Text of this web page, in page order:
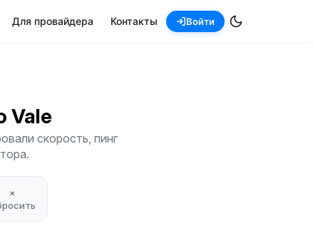
Для провайдера Контакты Войти
Vale
скорость, пинг
×